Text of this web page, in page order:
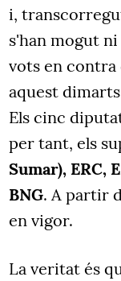
i,
s'han mogut
vots en contra
aquest
Els cinc
per tant, els
Sumar), ERC,
BNG. A partir
en vigor.
La veritat és